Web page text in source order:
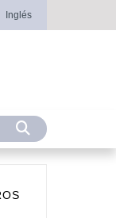
Inglés